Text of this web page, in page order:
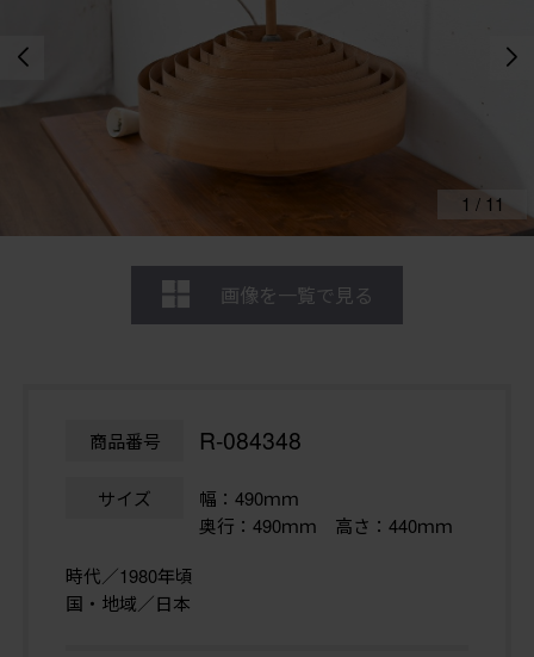
1 / 11
画像を一覧で見る
商品番号 R-084348
サイズ
幅：490ｍｍ
奥行：490ｍｍ 高さ：440ｍｍ
時代／1980年頃
国・地域／日本